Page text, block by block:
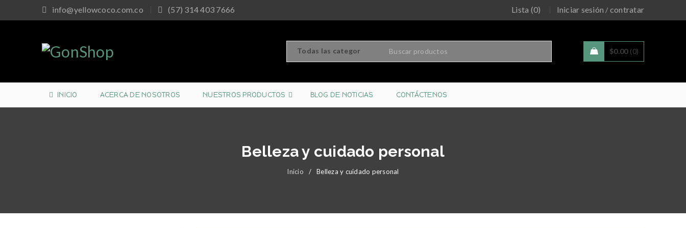
info@yellowcoco.com.co (57) 314 403 7666 Lista (0) Iniciar sesión / contratar
$0.00 0
INICIO ACERCA DE NOSOTROS NUESTROS PRODUCTOS BLOG DE NOTICIAS CONTÁCTENOS
Belleza y cuidado personal
Inicio / Belleza y cuidado personal